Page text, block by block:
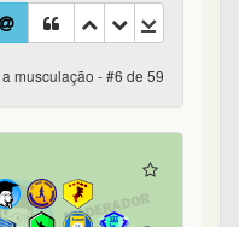
musculação - #6 de 59